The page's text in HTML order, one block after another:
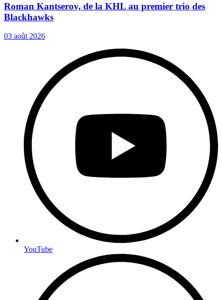
Roman Kantserov, de la KHL au premier trio des
Blackhawks
03 août 2026
YouTube